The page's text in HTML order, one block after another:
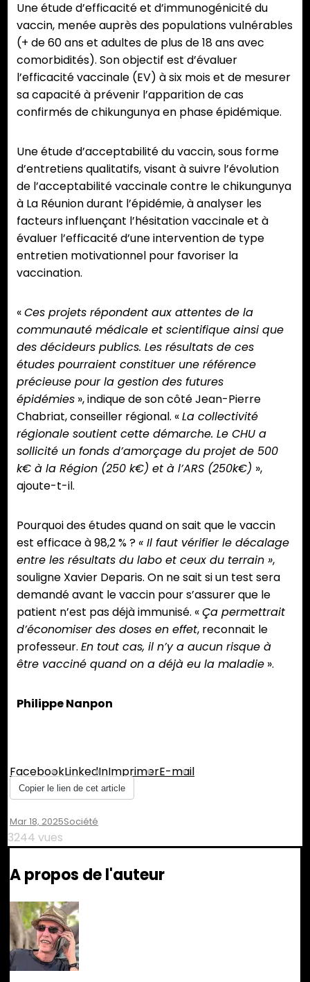
Une étude d’efficacité et d’immunogénicité du
vaccin, menée auprès des populations vulnérables
(+ de 60 ans et adultes de plus de 18 ans avec
comorbidités). Son objectif est d’évaluer
l’efficacité vaccinale (EV) à six mois et de mesurer
sa capacité à prévenir l’apparition de cas
confirmés de chikungunya en phase épidémique.
Une étude d’acceptabilité du vaccin, sous forme
d’entretiens qualitatifs, visant à suivre l’évolution
de l’acceptabilité vaccinale contre le chikungunya
à La Réunion durant l’épidémie, à analyser les
facteurs influençant l’hésitation vaccinale et à
évaluer l’efficacité d’une intervention de type
entretien motivationnel pour favoriser la
vaccination.
«Ces projets répondent aux attentes de la
communauté médicale et scientifique ainsi que
des décideurs publics. Les résultats de ces
études pourraient constituer une référence
précieuse pour la gestion des futures
épidémies », indique de son côté Jean-Pierre
Chabriat, conseiller régional. «La collectivité
régionale soutient cette démarche. Le CHU a
sollicité un fonds d’amorçage du projet de 500
k€ à la Région (250 k€) et à l’ARS (250k€) »,
ajoute-t-il.
Pourquoi des études quand on sait que le vaccin
est efficace à 98,2 % ?« Il faut vérifier le décalage
entre les résultats du labo et ceux du terrain »,
souligne Xavier Deparis. On ne sait si un test sera
demandé avant le vaccin pour s’assurer que le
patient n’est pas déjà immunisé. «Ça permettrait
d’économiser des doses en effet, reconnait le
professeur. En tout cas, il n’y a aucun risque à
être vacciné quand on a déjà eu la maladie ».
Philippe Nanpon
FacebookLinkedInImprimerE-mail
Copier le lien de cet article
Mar 18, 2025Société
3244 vues
A propos de l'auteur